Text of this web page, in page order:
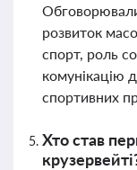
розвиток
спорт, роль
комунікацію
спортивних
Хто став